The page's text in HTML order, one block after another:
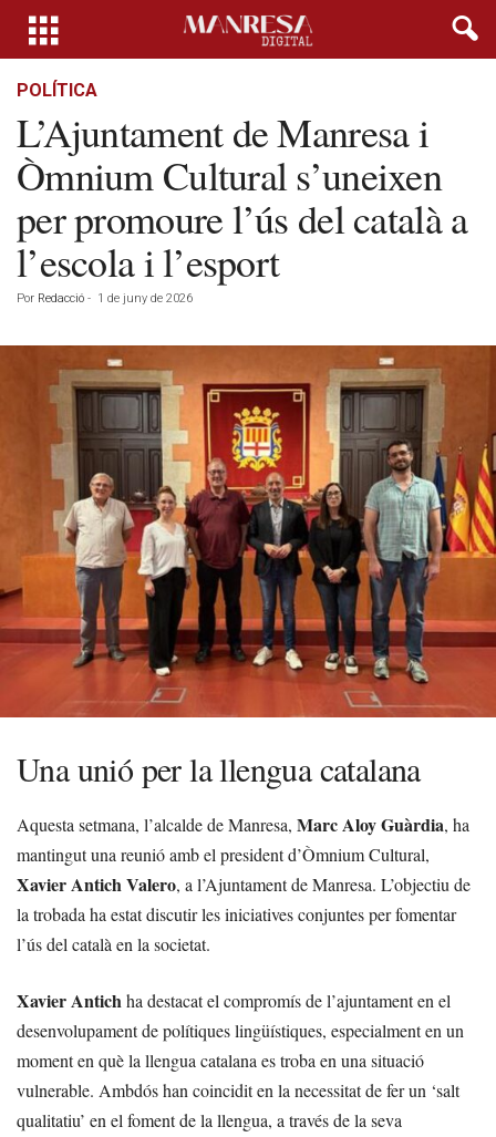
POLÍTICA
L’Ajuntament de Manresa i
Òmnium Cultural s’uneixen
per promoure l’ús del català a
l’escola i l’esport
Por Redacció - 1 de juny de 2026
Una unió per la llengua catalana
Aquesta setmana, l’alcalde de Manresa, Marc Aloy Guàrdia, ha
mantingut una reunió amb el president d’Òmnium Cultural,
Xavier Antich Valero, a l’Ajuntament de Manresa. L’objectiu de
la trobada ha estat discutir les iniciatives conjuntes per fomentar
l’ús del català en la societat.
Xavier Antichha destacat el compromís de l’ajuntament en el
desenvolupament de polítiques lingüístiques, especialment en un
moment en què la llengua catalana es troba en una situació
vulnerable. Ambdós han coincidit en la necessitat de fer un ‘salt
qualitatiu’ en el foment de la llengua, a través de la seva